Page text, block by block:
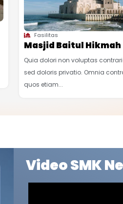
Fasilitas
Masjid Baitul Hikmah
Quia dolori non voluptas
sed doloris privatio. Omnia
quos etiam...
Video SMK